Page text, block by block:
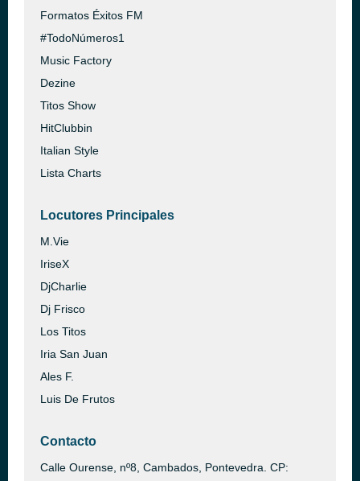
Formatos Éxitos FM
#TodoNúmeros1
Music Factory
Dezine
Titos Show
HitClubbin
Italian Style
Lista Charts
Locutores Principales
M.Vie
IriseX
DjCharlie
Dj Frisco
Los Titos
Iria San Juan
Ales F.
Luis De Frutos
Contacto
Calle Ourense, nº8, Cambados, Pontevedra. CP: